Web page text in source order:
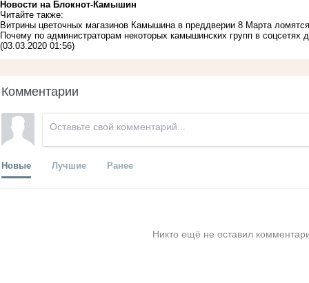
Новости на Блoкнoт-Камышин
Читайте также:
Витрины цветочных магазинов Камышина в преддверии 8 Марта
Почему по администраторам некоторых камышинских групп в соцсетях
(03.03.2020 01:56)
Комментарии
Новые Лучшие Ранее
Никто ещё не оставил